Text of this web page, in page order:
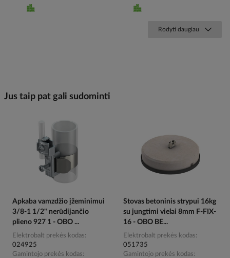
Rodyti daugiau
Jus taip pat gali sudominti
Apkaba vamzdžio įžeminimui
3/8-1 1/2" nerūdijančio
plieno 927 1 - OBO ...
Elektrobalt prekės kodas
024925
Gamintojo prekės kodas
Stovas betoninis strypui 16kg
su jungtimi vielai 8mm F-FIX-
16 - OBO BE...
Elektrobalt prekės kodas
051735
Gamintojo prekės kodas